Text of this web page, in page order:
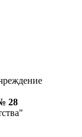
28